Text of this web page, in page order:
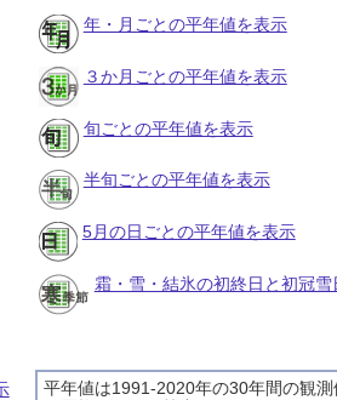
年・月ごとの平年値を表示
３か月ごとの平年値を表示
旬ごとの平年値を表示
半旬ごとの平年値を表示
5月の日ごとの平年値を表示
霜・雪・結氷の初終日と初冠
平年値は1991-2020年の30年間の観測